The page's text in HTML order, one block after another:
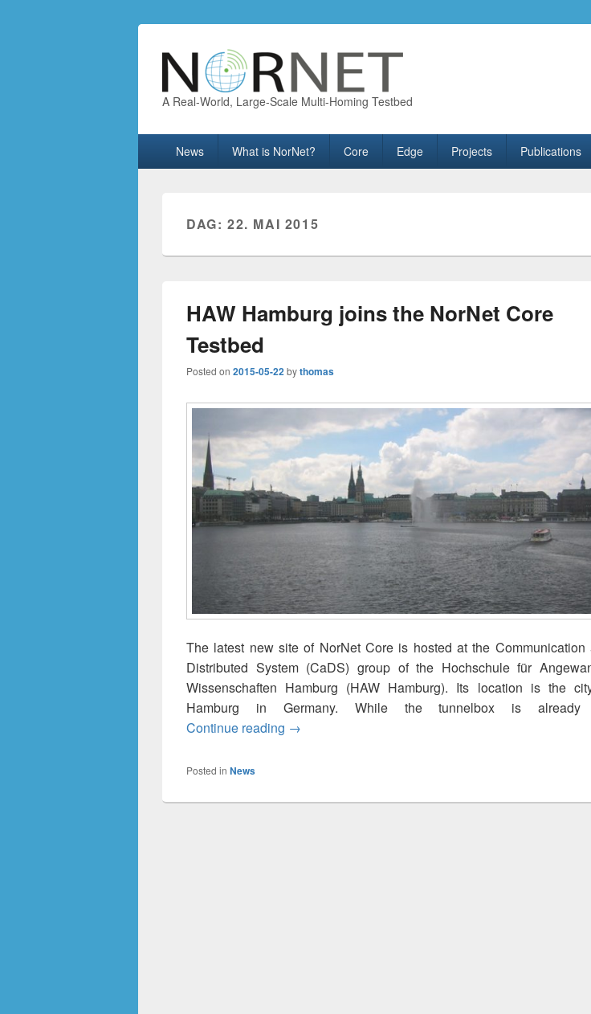
A Real-World, Large-Scale Multi-Homing Testbed
News What is NorNet? Core Edge Projects Publications
DAG: 22. MAI 2015
HAW Hamburg joins the NorNet Core
Testbed
Posted on 2015-05-22bythomas
The latest new site of NorNet Core is hosted at the Communication
Distributed System (CaDS) group of the Hochschule für
Wissenschaften Hamburg (HAW Hamburg). Its location is the
Hamburg in Germany. While the tunnelbox is
Continue reading HAW Hamburg joins the NorNet Core Testbed
→
Posted in News